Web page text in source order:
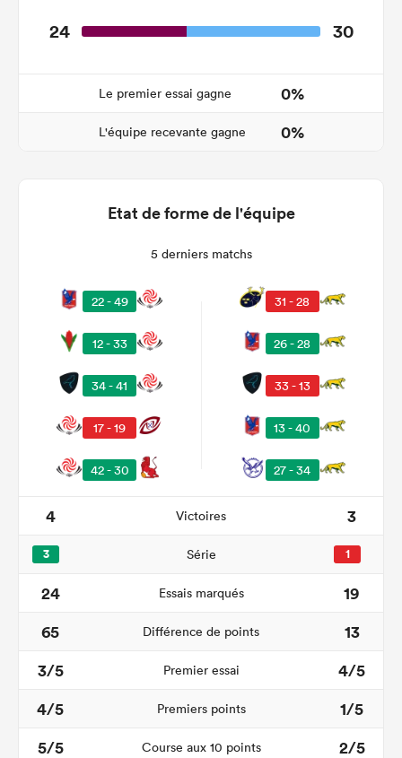
24 30
Le premier essai gagne 0%
L'équipe recevante gagne 0%
Etat de forme de l'équipe
5 derniers matchs
22 - 49
12 - 33
34 - 41
17 - 19
42 - 30
31 - 28
26 - 28
33 - 13
13 - 40
27 - 34
4 Victoires 3
3 Série 1
24 Essais marqués
19
65
Différence de points
13
3/5
Premier essai
4/5
4/5
Premiers points
1/5
5/5
Course aux 10 points 2/5